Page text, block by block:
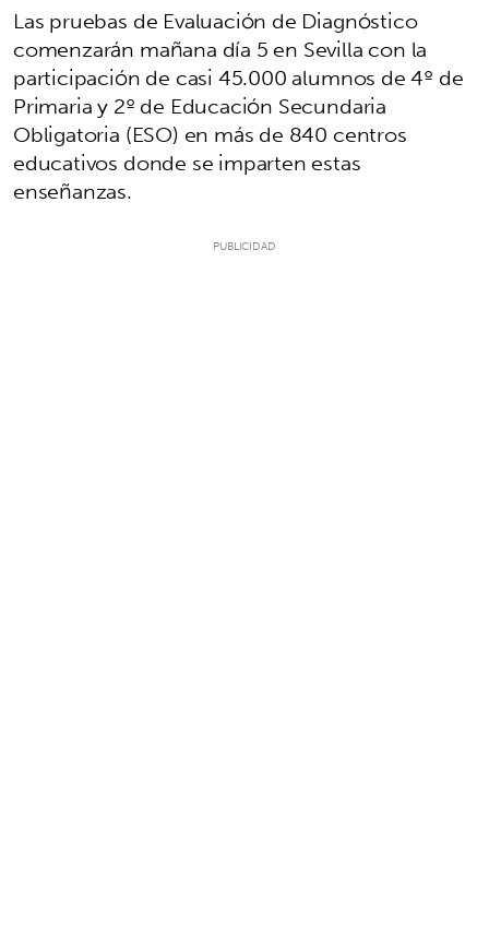
Las pruebas de Evaluación de Diagnóstico
comenzarán mañana día 5 en Sevilla con la
participación de casi 45.000 alumnos de 4º de
Primaria y 2º de Educación Secundaria
Obligatoria (ESO) en más de 840 centros
educativos donde se imparten estas
enseñanzas.